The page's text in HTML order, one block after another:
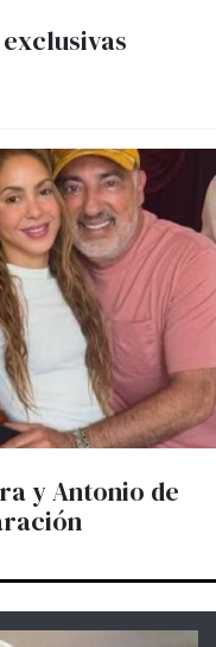
y Antonio de